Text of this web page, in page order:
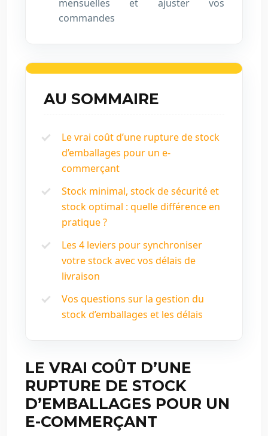
mensuelles et ajuster vos
commandes
AU SOMMAIRE
Le vrai coût d’une rupture de stock
d’emballages pour un e-
commerçant
Stock minimal, stock de sécurité et
stock optimal : quelle différence en
pratique ?
Les 4 leviers pour synchroniser
votre stock avec vos délais de
livraison
Vos questions sur la gestion du
stock d’emballages et les délais
LE VRAI COÛT D’UNE
RUPTURE DE STOCK
D’EMBALLAGES POUR UN
E-COMMERÇANT